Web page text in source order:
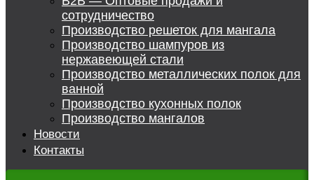
сотрудничество
Производство решеток для мангала
Производство шампуров из
нержавеющей стали
Производство металлических полок для
ванной
Производство кухонных полок
Производство мангалов
Новости
Контакты